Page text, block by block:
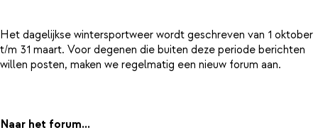
Het dagelijkse wintersportweer wordt geschreven van 1 oktober
t/m 31 maart. Voor degenen die buiten deze periode berichten
willen posten, maken we regelmatig een nieuw forum aan.
Naar het forum...